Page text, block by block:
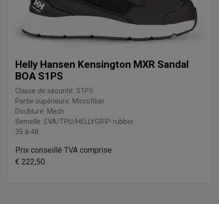
Helly Hansen Kensington MXR Sandal
BOA S1PS
Classe de sécurité: S1PS
Partie supérieure: Microfiber
Doublure: Mesh
Semelle: EVA/TPU/HELLYGRIP-rubber
35 à 48
Prix conseillé TVA comprise
€ 222,50